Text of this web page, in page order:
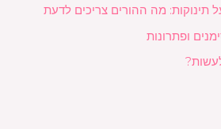
מה ההורים צריכים לדעת
ופתרונות